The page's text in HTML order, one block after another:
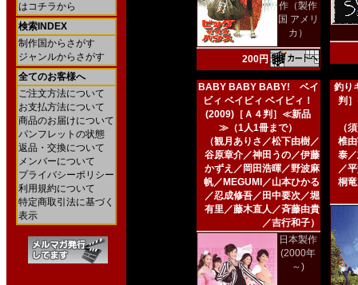
はコチラから
検索INDEX
制作国からさがす
ジャンルからさがす
全てのお客様へ
ご注文方法について
お支払方法について
商品のお届けについて
パンフレットの状態
返品・交換について
メンバーについて
プライバシーポリシー
利用規約について
特定商取引法に基づく
表示
作（製作
国 アメリ
カ）
200円
BABY BABY BABY! ベイ
ビィ ベイビィ ベイビィ！
(2009)［Ａ４判］≪新品
≫（1人1冊まで）
（観月ありさ／松下由樹／
谷原章介／神田うの／伊藤
かずえ／岡田浩暉／野波麻
帆／MEGUMI／山本ひかる
／忍成修吾／田中要次／堀
有里／藤木直人／斉藤由貴
／吉行和子）
日本製作
(2000年
～)
釣り
判
（
椎
泰
／
桐